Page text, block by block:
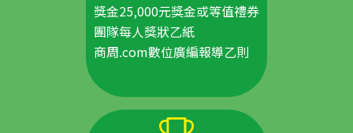
獎金25,000元獎金或等值禮券
團隊每人獎狀乙紙
商周.com數位廣編報導乙則